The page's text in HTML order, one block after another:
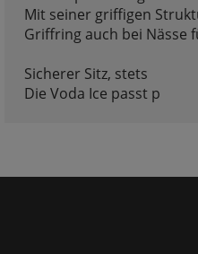
Mit seiner griffigen
Griffring auch bei Nässe
Sicherer Sitz, stets
Die Voda Ice passt p